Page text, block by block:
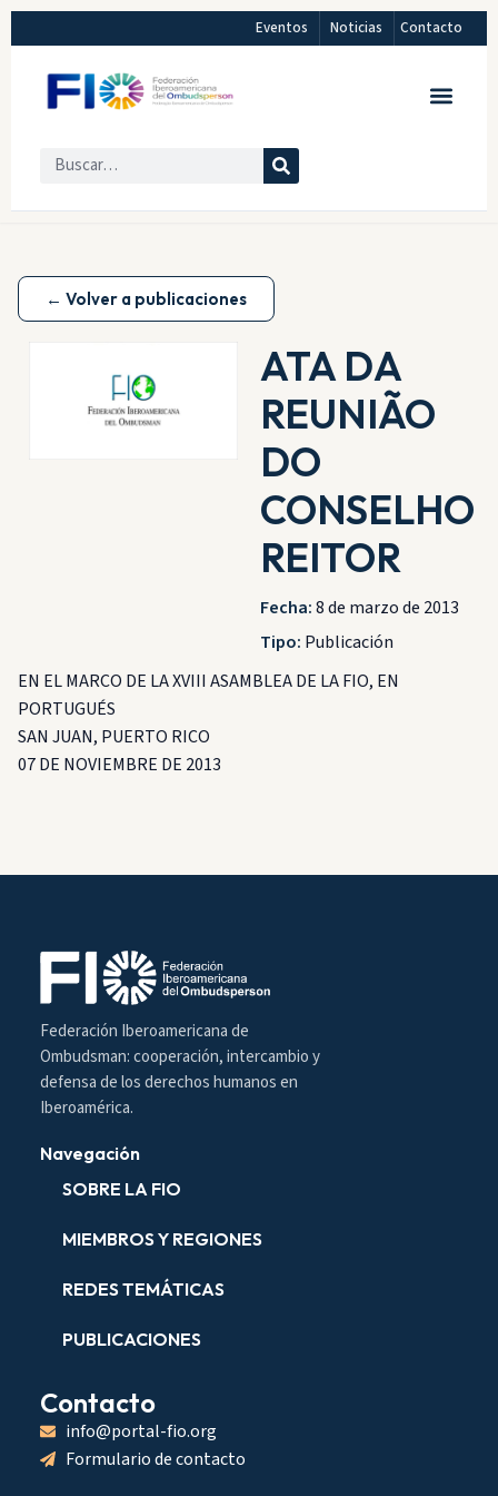
Eventos Noticias Contacto
← Volver a publicaciones
ATA DA
REUNIÃO
DO
CONSELHO
REITOR
Fecha:8 de marzo de 2013
Tipo: Publicación
EN EL MARCO DE LA XVIII ASAMBLEA DE LA FIO, EN
PORTUGUÉS
SAN JUAN, PUERTO RICO
07 DE NOVIEMBRE DE 2013
Federación Iberoamericana de
Ombudsman: cooperación, intercambio y
defensa de los derechos humanos en
Iberoamérica.
Navegación
SOBRE LA FIO
MIEMBROS Y REGIONES
REDES TEMÁTICAS
PUBLICACIONES
Contacto
info@portal-fio.org
Formulario de contacto